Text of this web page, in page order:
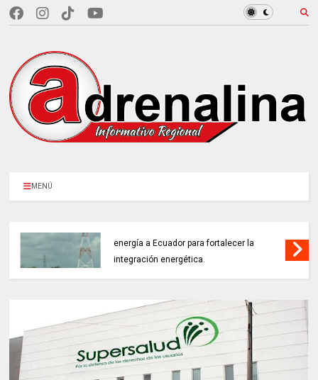
MENÚ
energía a Ecuador para fortalecer la
integración energética.